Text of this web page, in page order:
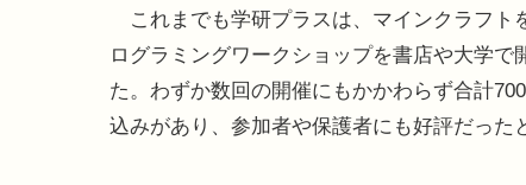
これまでも学研プラスは、マインクラフト
ログラミングワークショップを書店や大学で
た。わずか数回の開催にもかかわらず合計
込みがあり、参加者や保護者にも好評だった